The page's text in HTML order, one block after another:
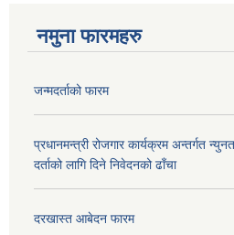
नमुना फारमहरु
जन्मदर्ताको फारम
प्रधानमन्त्री रोजगार कार्यक्रम अन्तर्गत
दर्ताको लागि दिने निवेदनको ढाँचा
दरखास्त आबेदन फारम